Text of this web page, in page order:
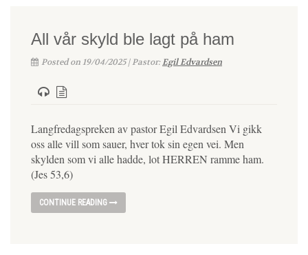
All vår skyld ble lagt på ham
Posted on 19/04/2025 | Pastor:Egil Edvardsen
Langfredagspreken av pastor Egil Edvardsen Vi gikk
oss alle vill som sauer, hver tok sin egen vei. Men
skylden som vi alle hadde, lot HERREN ramme ham.
(Jes 53,6)
CONTINUE READING